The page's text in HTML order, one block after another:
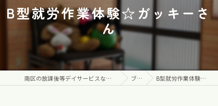
B型就労作業体験☆ガッキーさ
ん
南区の放課後等デイサービスなら児童デイサービス Soleil ブログ B型就労作業体験☆ガッキーさん